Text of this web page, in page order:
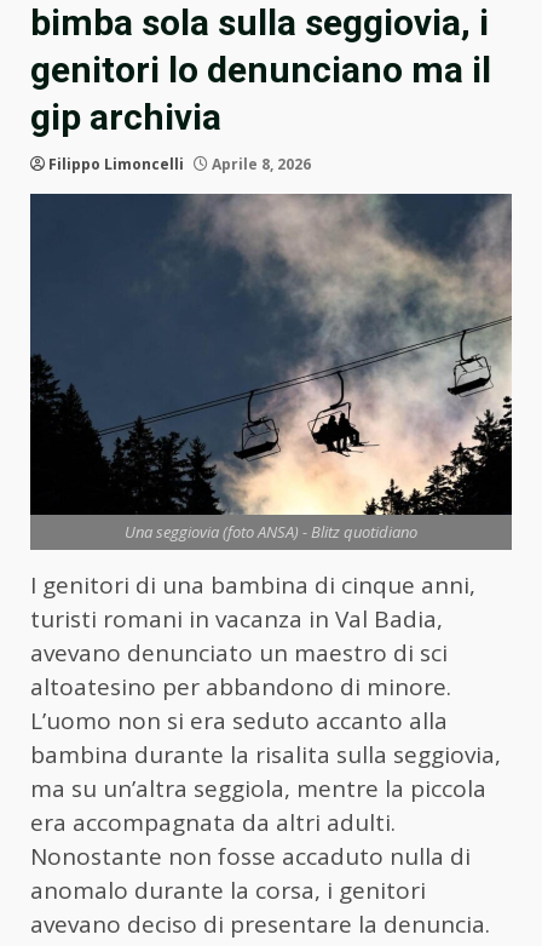
bimba sola sulla seggiovia, i
genitori lo denunciano ma il
gip archivia
Filippo Limoncelli Aprile 8, 2026
Una seggiovia (foto ANSA) - Blitz quotidiano
I genitori di una bambina di cinque anni,
turisti romani in vacanza in Val Badia,
avevano denunciato un maestro di sci
altoatesino per abbandono di minore.
L’uomo non si era seduto accanto alla
bambina durante la risalita sulla seggiovia,
ma su un’altra seggiola, mentre la piccola
era accompagnata da altri adulti.
Nonostante non fosse accaduto nulla di
anomalo durante la corsa, i genitori
avevano deciso di presentare la denuncia.